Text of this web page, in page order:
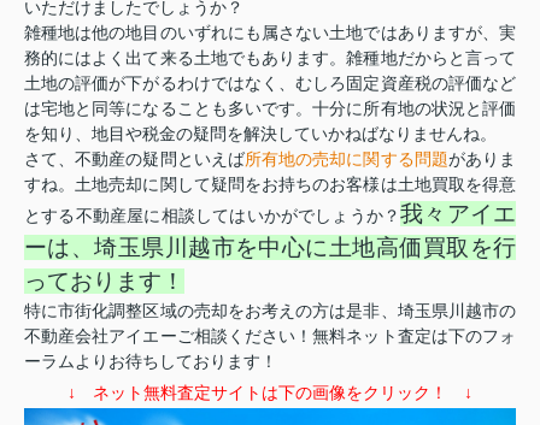
いただけましたでしょうか？
雑種地は他の地目のいずれにも属さない土地ではありますが、実
務的にはよく出て来る土地でもあります。雑種地だからと言って
土地の評価が下がるわけではなく、むしろ固定資産税の評価など
は宅地と同等になることも多いです。十分に所有地の状況と評価
を知り、地目や税金の疑問を解決していかねばなりませんね。
さて、不動産の疑問といえば所有地の売却に関する問題がありま
すね。土地売却に関して疑問をお持ちのお客様は土地買取を得意
とする不動産屋に相談してはいかがでしょうか？我々アイエ
ーは、埼玉県川越市を中心に土地高価買取を行
っております！
特に市街化調整区域の売却をお考えの方は是非、埼玉県川越市の
不動産会社アイエーご相談ください！無料ネット査定は下のフォ
ーラムよりお待ちしております！
↓ ネット無料査定サイトは下の画像をクリック！ ↓